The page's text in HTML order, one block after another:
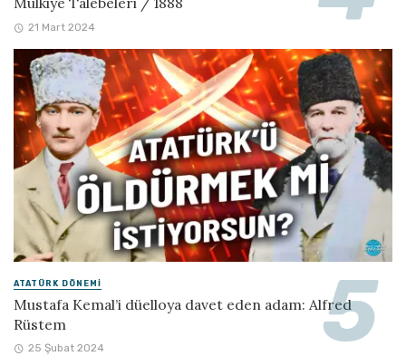
21 Mart 2024
ATATÜRK DÖNEMI
Mustafa Kemal’i düelloya davet eden adam: Alfred
Rüstem
25 Şubat 2024